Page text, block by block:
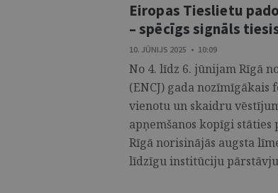
Eiropas Tieslietu
– spēcīgs signāls
10. JŪNIJS 2025 • 10:09
No 4. līdz 6. jūnijam Rīgā
(ENCJ) gada nozīmīgākais
vienotu un skaidru
apņemšanos kopīgi
Rīgā norisinājās augsta
līdzīgu institūciju